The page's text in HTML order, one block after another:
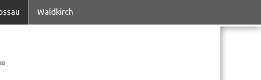
Waldkirch